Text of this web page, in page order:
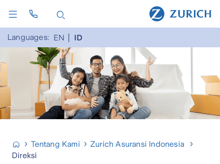
Languages: EN ID
Tentang Kami
Zurich Asuransi Indonesia
Direksi